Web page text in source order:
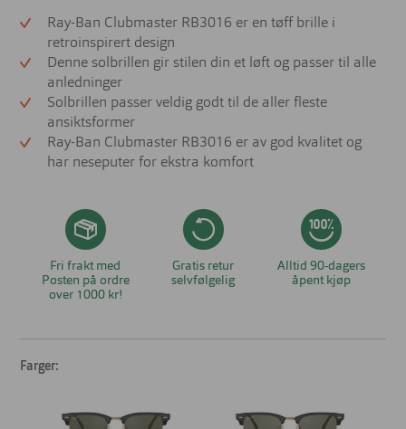
Ray-Ban Clubmaster RB3016 er en tøff brille i
retroinspirert design
Denne solbrillen gir stilen din et løft og passer til alle
anledninger
Solbrillen passer veldig godt til de aller fleste
ansiktsformer
Ray-Ban Clubmaster RB3016 er av god kvalitet og
har neseputer for ekstra komfort
Fri frakt med
Posten på ordre
over 1000 kr!
Gratis retur
selvfølgelig
Alltid 90-dagers
åpent kjøp
Farger: